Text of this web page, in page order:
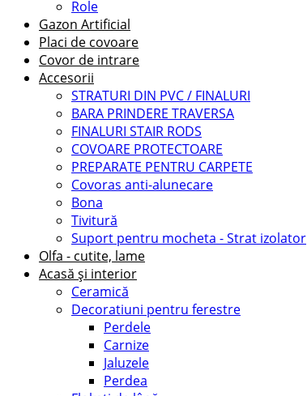
Role
Gazon Artificial
Placi de covoare
Covor de intrare
Accesorii
STRATURI DIN PVC / FINALURI
BARA PRINDERE TRAVERSA
FINALURI STAIR RODS
COVOARE PROTECTOARE
PREPARATE PENTRU CARPETE
Covoras anti-alunecare
Bona
Tivitură
Suport pentru mocheta - Strat izolator
Olfa - cutite, lame
Acasă și interior
Ceramică
Decoratiuni pentru ferestre
Perdele
Carnize
Jaluzele
Perdea